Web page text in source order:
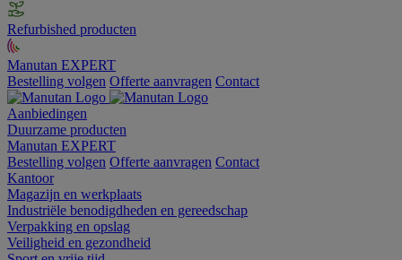
Refurbished producten
Manutan EXPERT
Bestelling volgen Offerte aanvragen Contact
Aanbiedingen
Duurzame producten
Manutan EXPERT
Bestelling volgen Offerte aanvragen Contact
Kantoor
Magazijn en werkplaats
Industriële benodigdheden en gereedschap
Verpakking en opslag
Veiligheid en gezondheid